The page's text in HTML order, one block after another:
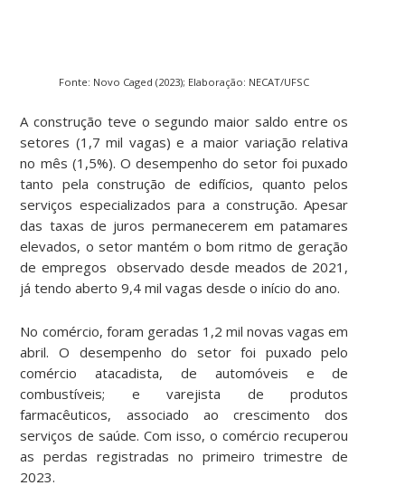
Fonte: Novo Caged (2023); Elaboração: NECAT/UFSC
A construção teve o segundo maior saldo entre os
setores (1,7 mil vagas) e a maior variação relativa
no mês (1,5%). O desempenho do setor foi puxado
tanto pela construção de edifícios, quanto pelos
serviços especializados para a construção. Apesar
das taxas de juros permanecerem em patamares
elevados, o setor mantém o bom ritmo de geração
de empregos observado desde meados de 2021,
já tendo aberto 9,4 mil vagas desde o início do ano.
No comércio, foram geradas 1,2 mil novas vagas em
abril. O desempenho do setor foi puxado pelo
comércio atacadista, de automóveis e de
combustíveis; e varejista de produtos
farmacêuticos, associado ao crescimento dos
serviços de saúde. Com isso, o comércio recuperou
as perdas registradas no primeiro trimestre de
2023.